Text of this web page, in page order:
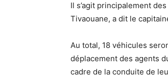
Il s’agit principalement
Tivaouane, a dit le
Au total, 18 véhicules
déplacement des agents
cadre de la conduite de